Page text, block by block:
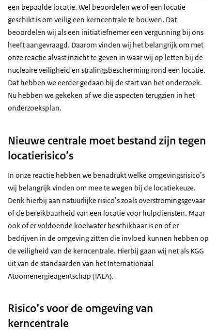
een bepaalde locatie. Wel beoordelen we of een locatie
geschikt is om veilig een kerncentrale te bouwen. Dat
beoordelen wij als een initiatiefnemer een vergunning bij ons
heeft aangevraagd. Daarom vinden wij het belangrijk om met
onze reactie alvast inzicht te geven in waar wij op letten bij de
nucleaire veiligheid en stralingsbescherming rond een locatie.
Dat hebben we eerder gedaan bij de start van het onderzoek.
Nu hebben we gekeken of we die aspecten terugzien in het
onderzoeksplan.
Nieuwe centrale moet bestand zijn tegen
locatierisico’s
In onze reactie hebben we benadrukt welke omgevingsrisico’s
wij belangrijk vinden om mee te wegen bij de locatiekeuze.
Denk hierbij aan natuurlijke risico’s zoals overstromingsgevaar
of de bereikbaarheid van een locatie voor hulpdiensten. Maar
ook of er voldoende koelwater beschikbaar is en of er
bedrijven in de omgeving zitten die invloed kunnen hebben op
de veiligheid van de kerncentrale. Hierbij gaan wij net als KGG
uit van de standaarden van het Internationaal
Atoomenergieagentschap (IAEA).
Risico’s voor de omgeving van
kerncentrale